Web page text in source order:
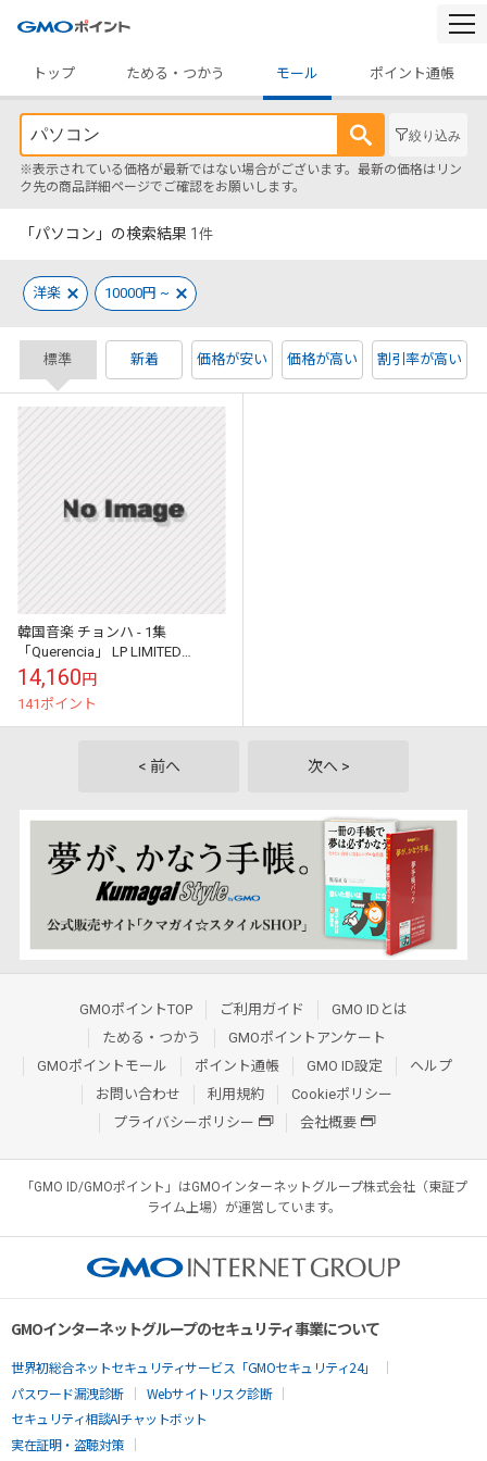
トップ
ためる・つかう モール ポイント通帳
絞り込み
※表示されている価格が最新ではない場合がございます。最新の価格はリン
ク先の商品詳細ページでご確認をお願いします。
「パソコン」の検索結果 1 件
洋楽 10000円 ~
標準 新着 価格が安い 価格が高い 割引率が高い
韓国音楽 チョンハ - 1集
「Querencia」 LP LIMITED
EDITION (2LP+歌詞ペーパー2枚
+ブックレッ...
14,160円
141ポイント
< 前へ 次へ >
GMOポイントTOP ご利用ガイド
GMO IDとは
ためる・つかう
GMOポイントアンケート
GMOポイントモール
ポイント通帳 GMO ID設定
ヘルプ
お問い合わせ
利用規約
Cookieポリシー
プライバシーポリシー
会社概要
「GMO ID/GMOポイント」はGMOインターネットグループ株式会社（東証プ
ライム上場）が運営しています。
GMOインターネットグループのセキュリティ事業について
世界初総合ネットセキュリティサービス「GMOセキュリティ24」
パスワード漏洩診断
Webサイトリスク診断
セキュリティ相談AIチャットボット
実在証明・盗聴対策